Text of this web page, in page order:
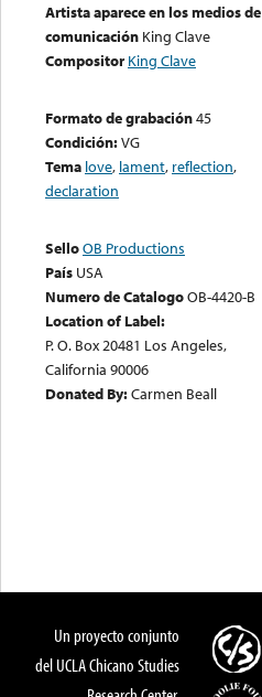
Artista aparece en los medios de
comunicación King Clave
Compositor King Clave
Formato de grabación45
Condición:VG
Tema love, lament, reflection,
declaration
SelloOB Productions
País USA
Numero de CatalogoOB-4420-B
Location of Label:
P. O. Box 20481 Los Angeles,
California 90006
Donated By:Carmen Beall
Un proyecto conjunto
del UCLA Chicano Studies